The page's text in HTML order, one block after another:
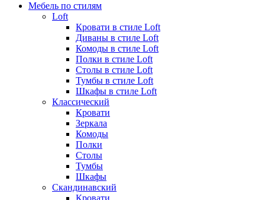
Мебель по стилям
Loft
Кровати в стиле Loft
Диваны в стиле Loft
Комоды в стиле Loft
Полки в стиле Loft
Столы в стиле Loft
Тумбы в стиле Loft
Шкафы в стиле Loft
Классический
Кровати
Зеркала
Комоды
Полки
Столы
Тумбы
Шкафы
Скандинавский
Кровати